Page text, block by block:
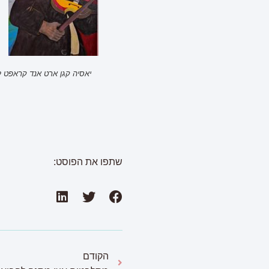
יאסיה קגן ארט אנד קראפט
שתפו את הפוסט:
הקודם